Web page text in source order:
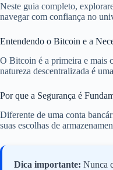
Neste guia completo,
navegar com confiança no
Entendendo o Bitcoin e a
O Bitcoin é a primeira e mais
natureza descentralizada é
Por que a Segurança é
Diferente de uma conta
suas escolhas de
Dica importante: Nunca